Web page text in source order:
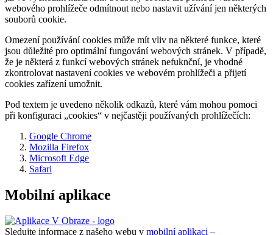
webového prohlížeče odmítnout nebo nastavit užívání jen některých
souborů cookie.
Omezení používání cookies může mít vliv na některé funkce, které
jsou důležité pro optimální fungování webových stránek. V případě,
že je některá z funkcí webových stránek nefuknční, je vhodné
zkontrolovat nastavení cookies ve webovém prohlížeči a přijetí
cookies zařízení umožnit.
Pod textem je uvedeno několik odkazů, které vám mohou pomoci
při konfiguraci „cookies“ v nejčastěji používaných prohlížečích:
Google Chrome
Mozilla Firefox
Microsoft Edge
Safari
Mobilní aplikace
Sledujte informace z našeho webu v mobilní aplikaci –